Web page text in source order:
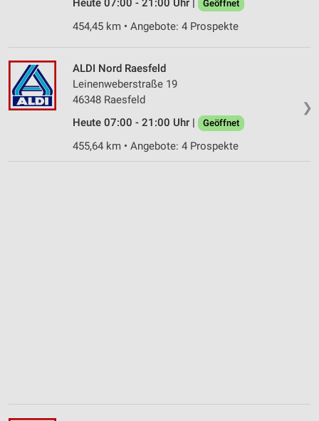
Heute 07:00 - 21:00 Uhr | Geöffnet
454,45 km • Angebote: 4 Prospekte
❯
ALDI Nord Raesfeld
Leinenweberstraße 19
46348 Raesfeld
Heute 07:00 - 21:00 Uhr |
Geöffnet
455,64 km • Angebote: 4 Prospekte